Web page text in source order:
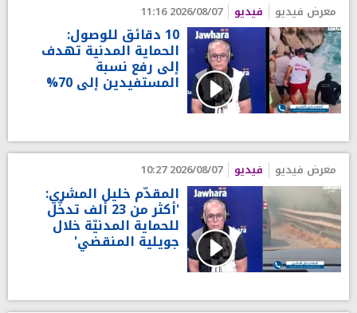
معرض فيديو فيديو 2026/08/07 11:16
10 دقائق للوصول:
الحماية المدنية تهدف
إلى رفع نسبة
المستفيدين إلى 70%
معرض فيديو فيديو 2026/08/07 10:27
المقدّم خليل المشري:
'أكثر من 23 ألف تدخّل
للحماية المدنيّة خلال
جويلية المنقضي'